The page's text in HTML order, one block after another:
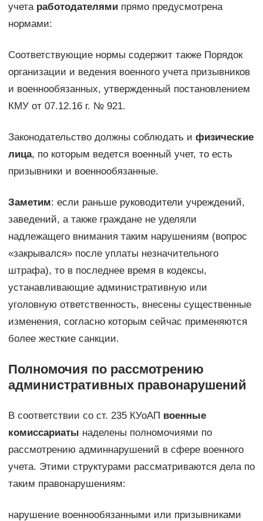
учета работодателямипрямо предусмотрена
нормами:
Соответствующие нормы содержит также Порядок
организации и ведения военного учета призывников
и военнообязанных, утвержденный постановлением
КМУ от 07.12.16 г. № 921.
Законодательство должны соблюдать и физические
лица, по которым ведется военный учет, то есть
призывники и военнообязанные.
Заметим: если раньше руководители учреждений,
заведений, а также граждане не уделяли
надлежащего внимания таким нарушениям (вопрос
«закрывался» после уплаты незначительного
штрафа), то в последнее время в кодексы,
устанавливающие административную или
уголовную ответственность, внесены существенные
изменения, согласно которым сейчас применяются
более жесткие санкции.
Полномочия по рассмотрению
административных правонарушений
В соответствии со ст. 235 КУоАП военные
комиссариаты наделены полномочиями по
рассмотрению админнарушений в сфере военного
учета. Этими структурами рассматриваются дела по
таким правонарушениям:
нарушение военнообязанными или призывниками